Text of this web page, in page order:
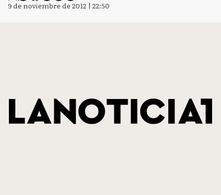
9 de noviembre de 2012 | 22:50